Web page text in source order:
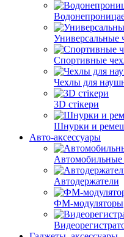
Универсальные
Спортивные
Чехлы для
3D стікери
Шнурки и
Авто-аксессуары
Автомобильные
Автодержатели
ФМ-модуляторы